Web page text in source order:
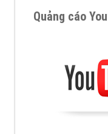
Quảng cáo